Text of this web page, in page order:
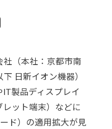
（本社：京都市南
日新イオン機器）
製品ディスプレイ
レット端末）などに
ド）の適用拡大が見